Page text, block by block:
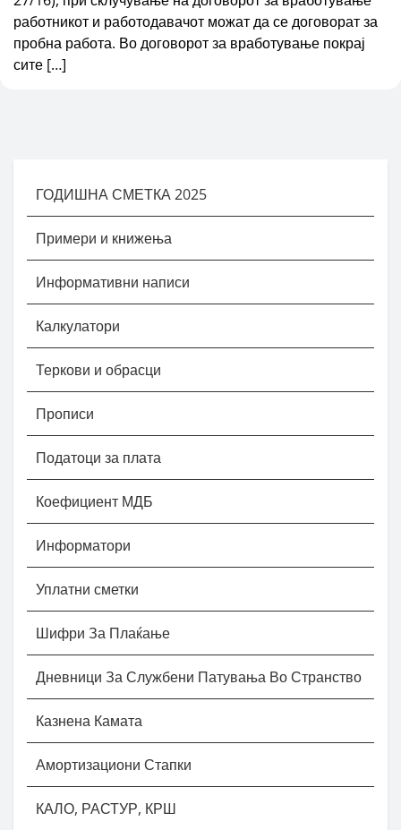
работникот и работодавачот можат да се договорат за
пробна работа. Во договорот за вработување покрај
сите […]
ГОДИШНА СМЕТКА 2025
Примери и книжења
Информативни написи
Калкулатори
Теркови и обрасци
Прописи
Податоци за плата
Коефициент МДБ
Информатори
Уплатни сметки
Шифри За Плаќање
Дневници За Службени Патувања Во Странство
Казнена Камата
Амортизациони Стапки
КАЛО, РАСТУР, КРШ